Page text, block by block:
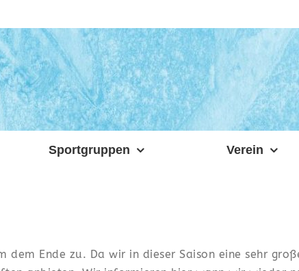
Sportgruppen Verein
dem Ende zu. Da wir in dieser Saison eine sehr